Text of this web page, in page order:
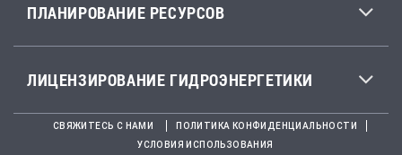
ПЛАНИРОВАНИЕ РЕСУРСОВ
ЛИЦЕНЗИРОВАНИЕ ГИДРОЭНЕРГЕТИКИ
СВЯЖИТЕСЬ С НАМИ
ПОЛИТИКА КОНФИДЕНЦИАЛЬНОСТИ
УСЛОВИЯ ИСПОЛЬЗОВАНИЯ